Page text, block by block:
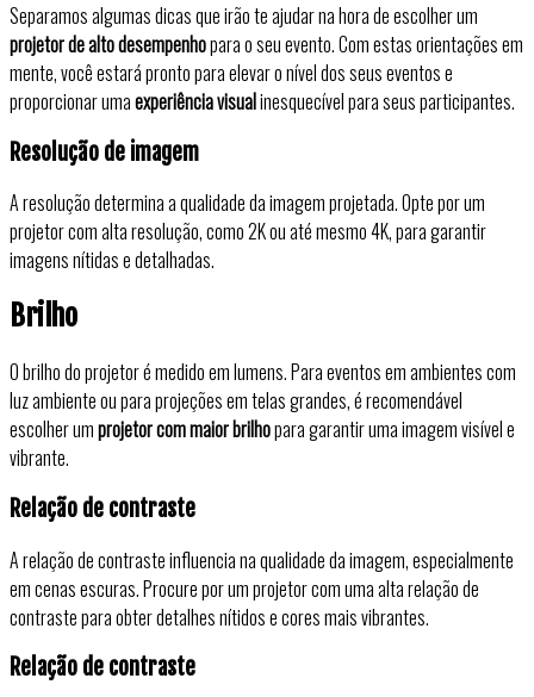
Separamos algumas dicas que irão te ajudar na hora de escolher um
projetor de alto desempenhopara o seu evento. Com estas orientações em
mente, você estará pronto para elevar o nível dos seus eventos e
proporcionar umaexperiência visualinesquecível para seus participantes.
Resolução de imagem
A resolução determina a qualidade da imagem projetada. Opte por um
projetor com alta resolução, como 2K ou até mesmo 4K, para garantir
imagens nítidas e detalhadas.
Brilho
O brilho do projetor é medido em lumens. Para eventos em ambientes com
luz ambiente ou para projeções em telas grandes, é recomendável
escolher umprojetor com maior brilhopara garantir uma imagem visível e
vibrante.
Relação de contraste
A relação de contraste influencia na qualidade da imagem, especialmente
em cenas escuras. Procure por um projetor com uma alta relação de
contraste para obter detalhes nítidos e cores mais vibrantes.
Relação de contraste